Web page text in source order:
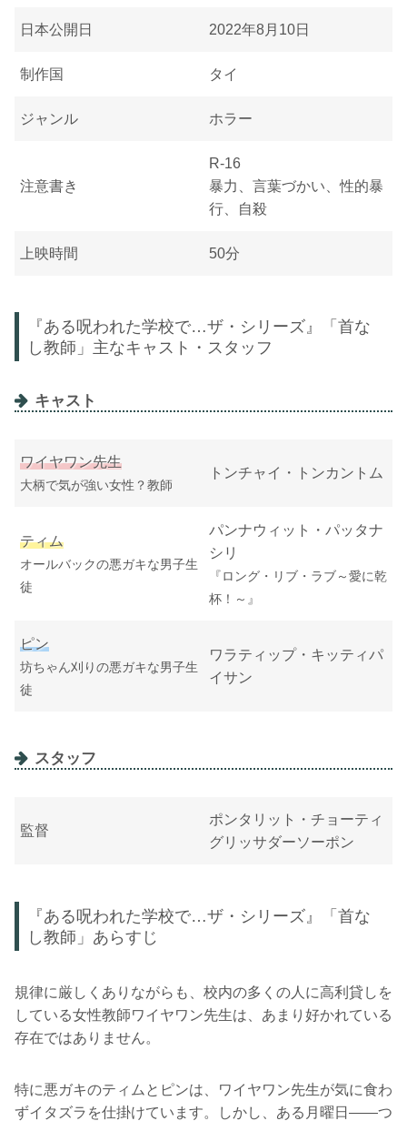
日本公開日 2022年8月10日
制作国 タイ
ジャンル ホラー
注意書き
R-16
暴力、言葉づかい、性的暴
行、自殺
上映時間 50分
『ある呪われた学校で…ザ・シリーズ』「首な
し教師」主なキャスト・スタッフ
キャスト
ワイヤワン先生
大柄で気が強い女性？教師
トンチャイ・トンカントム
ティム
オールバックの悪ガキな男子生
徒
パンナウィット・パッタナ
シリ
『ロング・リブ・ラブ～愛に乾
杯！～』
ピン
坊ちゃん刈りの悪ガキな男子生
徒
ワラティップ・キッティパ
イサン
スタッフ
監督
ポンタリット・チョーティ
グリッサダーソーポン
『ある呪われた学校で…ザ・シリーズ』「首な
し教師」あらすじ
規律に厳しくありながらも、校内の多くの人に高利貸しを
している女性教師ワイヤワン先生は、あまり好かれている
存在ではありません。
特に悪ガキのティムとピンは、ワイヤワン先生が気に食わ
ずイタズラを仕掛けています。しかし、ある月曜日――つ